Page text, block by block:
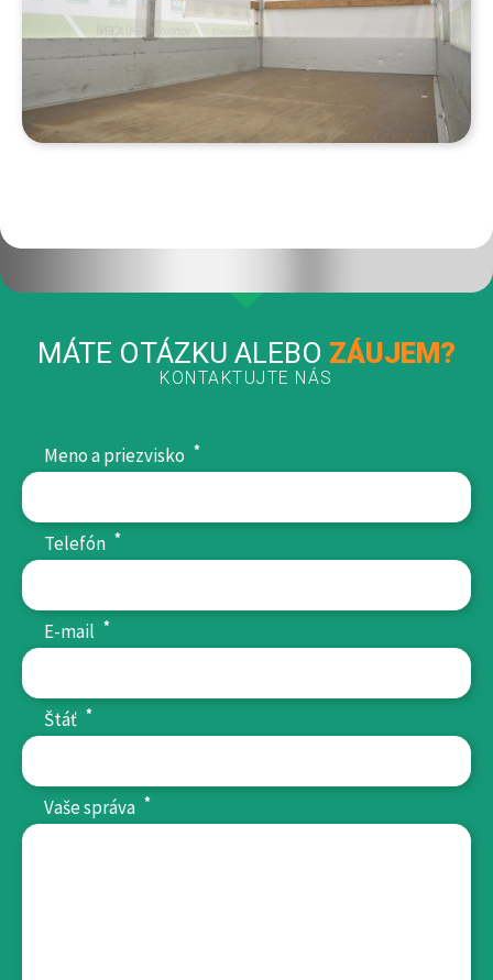
MÁTE OTÁZKU ALEBO ZÁUJEM?
KONTAKTUJTE NÁS
Meno a priezvisko *
Telefón *
E-mail *
Štáť *
Vaše správa *